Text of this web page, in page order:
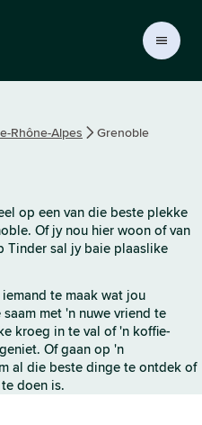
Rhône-Alpes Grenoble
op een van die beste plekke
Of jy nou hier woon of van
Tinder sal jy baie plaaslike
te maak wat jou
met 'n nuwe vriend te
kroeg in te val of 'n koffie-
Of gaan op 'n
al die beste dinge te ontdek of
doen is.